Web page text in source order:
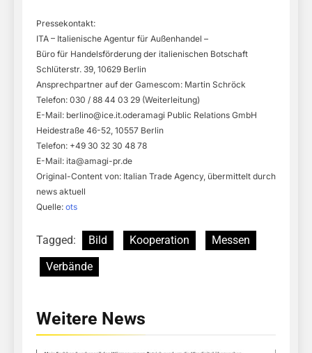
Pressekontakt:
ITA – Italienische Agentur für Außenhandel –
Büro für Handelsförderung der italienischen Botschaft
Schlüterstr. 39, 10629 Berlin
Ansprechpartner auf der Gamescom: Martin Schröck
Telefon: 030 / 88 44 03 29 (Weiterleitung)
E-Mail: berlino@ice.it.oderamagi Public Relations GmbH
Heidestraße 46-52, 10557 Berlin
Telefon: +49 30 32 30 48 78
E-Mail: ita@amagi-pr.de
Original-Content von: Italian Trade Agency, übermittelt durch
news aktuell
Quelle: ots
Tagged: Bild Kooperation
Messen
Verbände
Weitere News